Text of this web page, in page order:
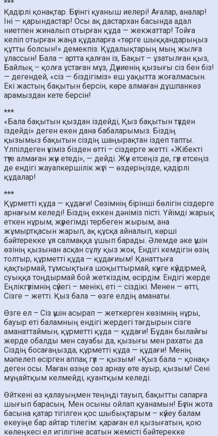
***
Қадірлі қонақтар. Бүгінгі қуаныш иелері! Ағалар, аналар!
Іні — қарындастар! Осы ақ дастархан басында адал
ниетпен жиналып отырған құда — жекжаттар! Тойға
келіп отырған жаңа құдаларға «төрге шыққандарыңыз
құтты болсын!» демекпіз. Құдалықтарың мың жылға
ұлассын! Бала – артта қалған із, Бақыт – ұзатылған қыз,
Байлық – қолға ұстаған мұз, Дүниенің қызығы сіз бен біз!
— дегендей, «сіз — біздігіміз» еш уақытта жоғалмасын.
Екі жастың бақытын берсін, көре алмаған дұшпанкөз
арамыздан кете берсін!
***
«Бала бақытын қыздан іздейді, Қыз бақытын түзден
іздейді» деген екен дана бабаларымыз. Біздің
қызымыз бақытын сіздің шаңырақтан іздеп тапты.
Үлпілдеген үкіміз бізден өтті – сіздерге жетті. «Жібекті
түте алмаған жүн етеді», — дейді. Жүн етсеңіз де, гүл етсеңіз
де ендігі жауапкершілік жүгі — өздеріңізде, қадірлі
құдалар!
***
Құрметті құда — құдағи! Сөзімнің бірінші бөлігін сіздерге
арнағым келеді! Біздің еккен дәніміз пісті. Үйімді жарық
еткен нұрым, жүрегімді тербеген жырым, ана
жұмыртқасын жарып, ақ құсқа айналып, көрші
бәйтерекке ұя салмаққа ұшып барады. Әлемде әке үшін
өзінің қызынан асқан сұлу қыз жоқ. Ендігі кемдігін өзің
толтыр, құрметті құда — құдағиым! Қанаттыға
қақтырмай, тұмсықтыға шоқыттырмай, күнге күйдірмей,
суыққа тоңдырмай бой жеткіздім, өсірдім. Ендігі жерде
Еңлікгүлімнің сүйегі – менікі, еті – сіздікі. Менен — өтті,
Сізге – жетті. Қыз бала — өзге елдің аманаты.
Өзге ел – Сіз үшін асырап — жеткерген көзімнің нұры,
бауыр еті баламның ендігі жердегі тағдырын сізге
аманаттаймын, құрметті құда — құдағи! Бұдан былайғы
жерде обалды мен сауабы да, қызығы мен рахаты да
Сіздің босағаңызда, құрметті құда — құдағи! Менің
мәпелеп өсірген аппақ гүл — қызым! «Қыз бала – қонақ»
деген осы. Маған өзіңе сөз арнау өте ауыр, қызым! Сені
мұңайтқым келмейді, қуантқым келеді.
Өйткені өз қалауыңмен теңіңді тауып, бақытты сапарға
шығып барасың. Мен осыны ойлап қуанамын! Бүгін жота
басына қатар тігілген қос шыбықтарым – күйеу балам
екеуіңе бар айтар тілегім: қараған ел қызығатын, қою
көлеңкесі ел игілігіне асатын жемісті бәйтерекке